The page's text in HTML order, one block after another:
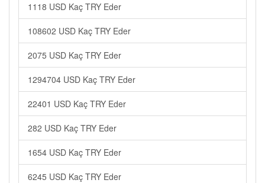
1118 USD Kaç TRY Eder
108602 USD Kaç TRY Eder
2075 USD Kaç TRY Eder
1294704 USD Kaç TRY Eder
22401 USD Kaç TRY Eder
282 USD Kaç TRY Eder
1654 USD Kaç TRY Eder
6245 USD Kaç TRY Eder